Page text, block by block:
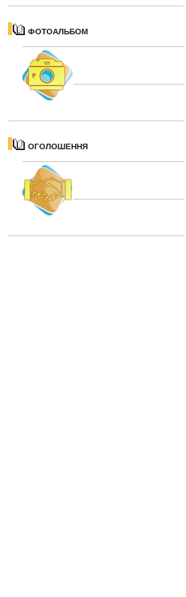
ФОТОАЛЬБОМ
ОГОЛОШЕННЯ